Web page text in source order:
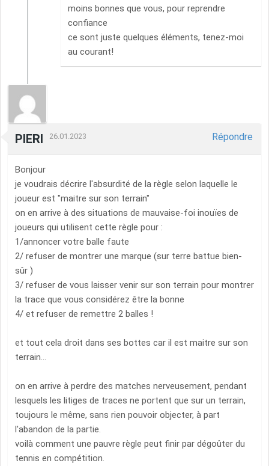
moins bonnes que vous, pour reprendre
confiance
ce sont juste quelques éléments, tenez-moi
au courant!
PIERI 26.01.2023 Répondre
Bonjour
je voudrais décrire l'absurdité de la règle selon laquelle le
joueur est "maitre sur son terrain"
on en arrive à des situations de mauvaise-foi inouïes de
joueurs qui utilisent cette règle pour :
1/annoncer votre balle faute
2/ refuser de montrer une marque (sur terre battue bien-
sûr )
3/ refuser de vous laisser venir sur son terrain pour montrer
la trace que vous considérez être la bonne
4/ et refuser de remettre 2 balles !
et tout cela droit dans ses bottes car il est maitre sur son
terrain...
on en arrive à perdre des matches nerveusement, pendant
lesquels les litiges de traces ne portent que sur un terrain,
toujours le même, sans rien pouvoir objecter, à part
l'abandon de la partie.
voilà comment une pauvre règle peut finir par dégoûter du
tennis en compétition.